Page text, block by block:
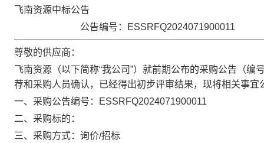
飞南资源中标公告
公告编号：
ESSRFQ2024071900011
尊敬的供应商：
飞南资源（以下简称“我公司”）就前期公布的采购公告（编
荐和采购人员确认，已经得出初步评审结果， 现将相关事宜
一、采购公告编号：ESSRFQ2024071900011
二、采购标的：
三、采购方式：询价/招标